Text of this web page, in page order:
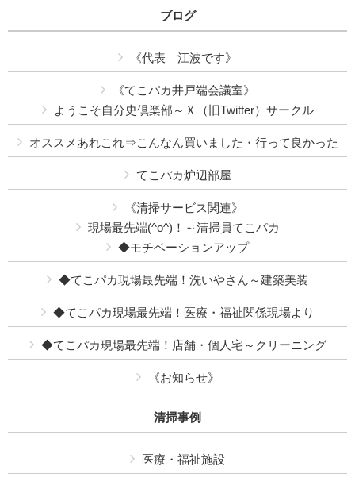
ブログ
《代表 江波です》
《てこパカ井戸端会議室》
ようこそ自分史倶楽部～Ｘ（旧Twitter）サークル
オススメあれこれ⇒こんなん買いました・行って良かった
てこパカ炉辺部屋
《清掃サービス関連》
現場最先端(^o^)！～清掃員てこパカ
◆モチベーションアップ
◆てこパカ現場最先端！洗いやさん～建築美装
◆てこパカ現場最先端！医療・福祉関係現場より
◆てこパカ現場最先端！店舗・個人宅～クリーニング
《お知らせ》
清掃事例
医療・福祉施設